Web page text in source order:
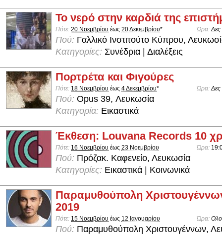
Το νερό στην καρδιά της
Πότε: 20 Νοεμβρίου έως 20 Δεκεμβρίου* Ώρα: Δες
Πού: Γαλλικό Ινστιτούτο Κύπρου,
Κατηγορίες: Συνέδρια | Διαλέξεις
Πορτρέτα και Φιγούρες
Πότε: 18 Νοεμβρίου έως 4 Δεκεμβρίου* Ώρα:Δες
Πού: Opus 39, Λευκωσία
Κατηγορία: Εικαστικά
Έκθεση: Louvana Records 10
Πότε: 16 Νοεμβρίου έως 23 Νοεμβρίου Ώρα:
Πού: Πρόζακ. Καφενείο, Λευκωσία
Κατηγορίες: Εικαστικά | Κοινωνικά
Παραμυθούπολη
2019
Πότε: 15 Νοεμβρίου έως 12 Ιανουαρίου Ώρα:
Πού: Παραμυθούπολη Χριστουγέννων,